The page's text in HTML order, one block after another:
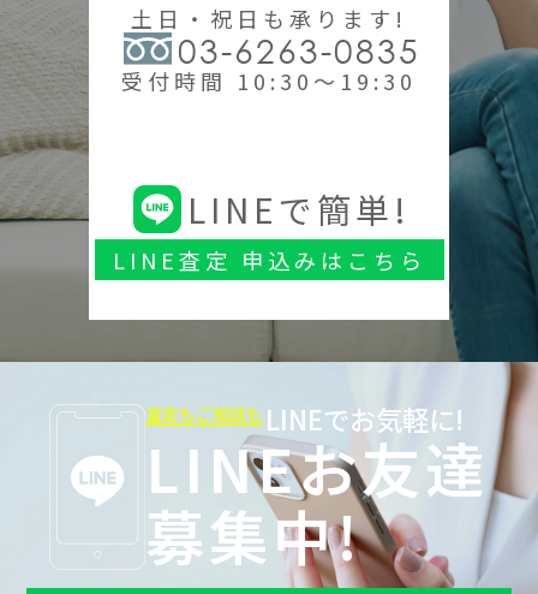
土日・祝日も承ります!
03-6263-0835
受付時間 10:30～19:30
LINEで簡単!
LINE査定 申込みはこちら
査定もご相談も LINEでお気軽に!
LINEお友達
募集中!